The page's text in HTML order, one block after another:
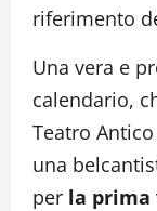
riferimento
Una vera e
calendario,
Teatro
una
per la prima